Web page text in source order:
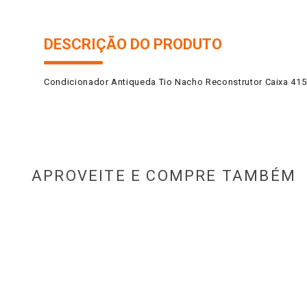
DESCRIÇÃO DO PRODUTO
Condicionador Antiqueda Tio Nacho Reconstrutor Caixa
APROVEITE E COMPRE TAMBÉM